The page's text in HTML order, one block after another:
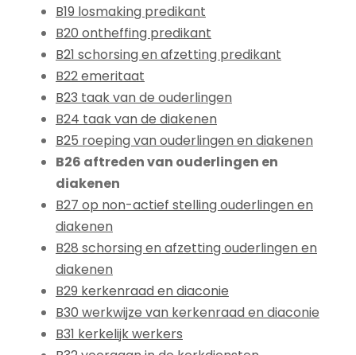
B19 losmaking predikant
B20 ontheffing predikant
B21 schorsing en afzetting predikant
B22 emeritaat
B23 taak van de ouderlingen
B24 taak van de diakenen
B25 roeping van ouderlingen en diakenen
B26 aftreden van ouderlingen en
diakenen
B27 op non-actief stelling ouderlingen en
diakenen
B28 schorsing en afzetting ouderlingen en
diakenen
B29 kerkenraad en diaconie
B30 werkwijze van kerkenraad en diaconie
B31 kerkelijk werkers